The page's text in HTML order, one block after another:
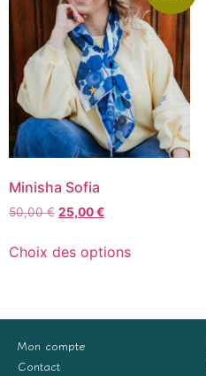
Minisha Sofia
50,00€ 25,00€
Choix des options
Mon compte
Contact